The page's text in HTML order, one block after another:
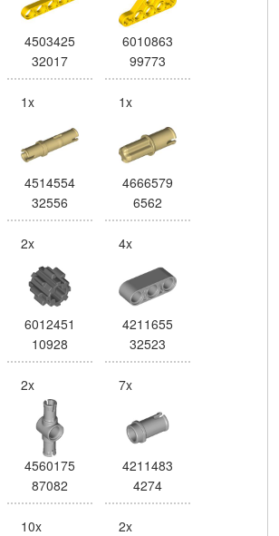
4503425
32017
6010863
99773
1x
4514554
32556
1x
4666579
6562
2x
6012451
10928
4x
4211655
32523
2x
4560175
87082
7x
4211483
4274
10x 2x